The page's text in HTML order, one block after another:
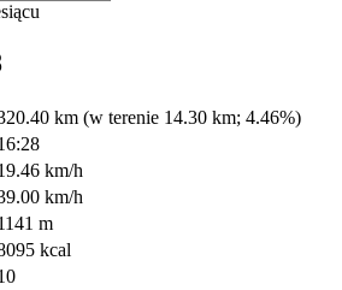
km (w terenie 14.30 km; 4.46%)
km/h
km/h
m
kcal